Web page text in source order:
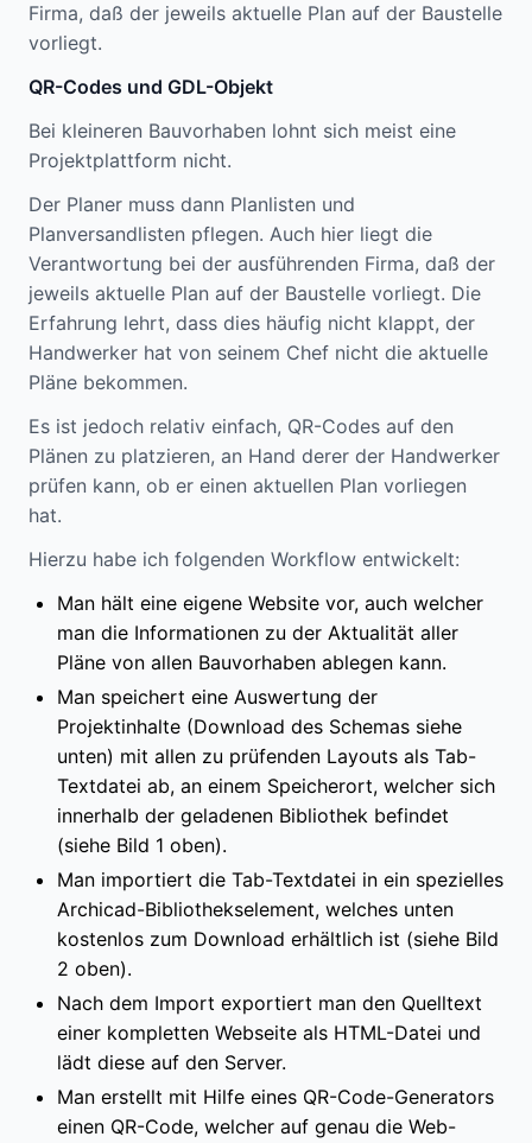
Firma, daß der jeweils aktuelle Plan auf der Baustelle
vorliegt.
QR-Codes und GDL-Objekt
Bei kleineren Bauvorhaben lohnt sich meist eine
Projektplattform nicht.
Der Planer muss dann Planlisten und
Planversandlisten pflegen. Auch hier liegt die
Verantwortung bei der ausführenden Firma, daß der
jeweils aktuelle Plan auf der Baustelle vorliegt. Die
Erfahrung lehrt, dass dies häufig nicht klappt, der
Handwerker hat von seinem Chef nicht die aktuelle
Pläne bekommen.
Es ist jedoch relativ einfach, QR-Codes auf den
Plänen zu platzieren, an Hand derer der Handwerker
prüfen kann, ob er einen aktuellen Plan vorliegen
hat.
Hierzu habe ich folgenden Workflow entwickelt:
Man hält eine eigene Website vor, auch welcher
man die Informationen zu der Aktualität aller
Pläne von allen Bauvorhaben ablegen kann.
Man speichert eine Auswertung der
Projektinhalte (Download des Schemas siehe
unten) mit allen zu prüfenden Layouts als Tab-
Textdatei ab, an einem Speicherort, welcher sich
innerhalb der geladenen Bibliothek befindet
(siehe Bild 1 oben).
Man importiert die Tab-Textdatei in ein spezielles
Archicad-Bibliothekselement, welches unten
kostenlos zum Download erhältlich ist (siehe Bild
2 oben).
Nach dem Import exportiert man den Quelltext
einer kompletten Webseite als HTML-Datei und
lädt diese auf den Server.
Man erstellt mit Hilfe eines QR-Code-Generators
einen QR-Code, welcher auf genau die Web-